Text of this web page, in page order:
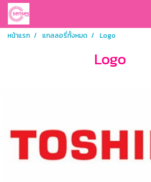
หน้าแรก แกลลอรี่ทั้งหมด Logo
Logo